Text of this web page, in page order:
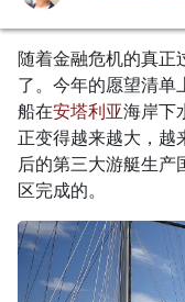
随着金融危机的真正
了。今年的愿望清单
船在安塔利亚海岸下
正变得越来越大，越
后的第三大游艇生产
区完成的。